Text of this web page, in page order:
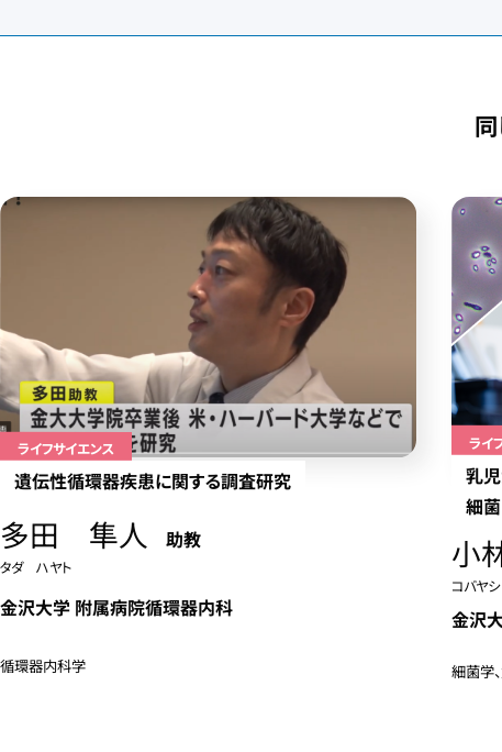
ライフサイエンス
遺伝性循環器疾患に関する調査研究
多田 隼人 助教
タダ ハヤト
金沢大学 附属病院循環器内科
循環器内科学
ライ
乳
細
小
コバヤ
金沢
細菌学